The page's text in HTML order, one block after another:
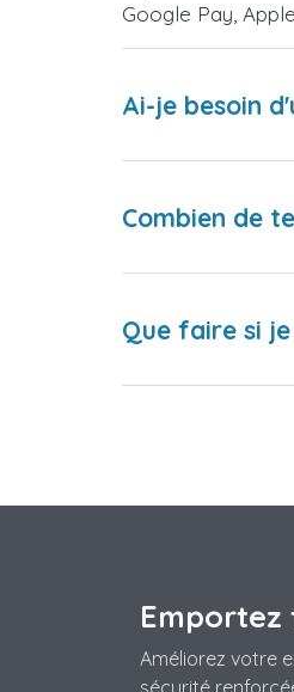
Google Pay,
Ai-je besoin
Combien de
Que faire si
Emportez
Améliorez votre